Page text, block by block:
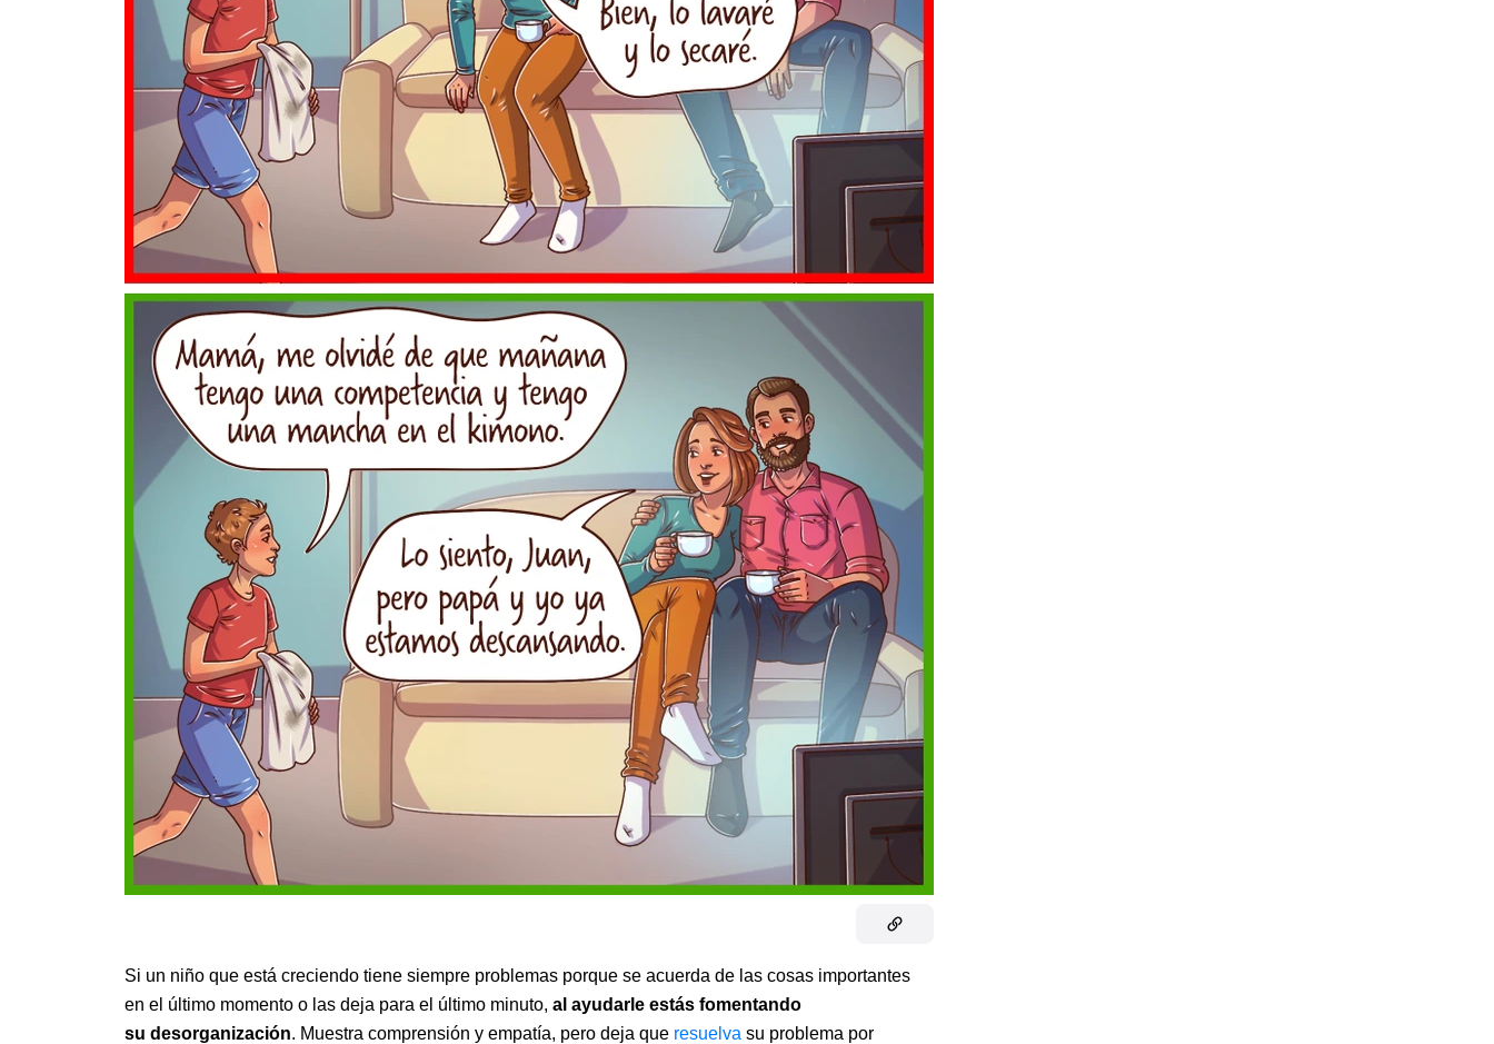
Si un niño que está creciendo tiene siempre problemas porque se acuerda de las cosas importantes
en el último momento o las deja para el último minuto, al ayudarle estás fomentando
su desorganización. Muestra comprensión y empatía, pero deja que resuelva su problema por